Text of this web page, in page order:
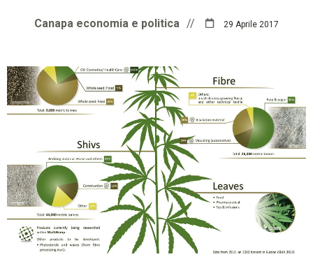
Canapa economia e politica // 29 Aprile 2017